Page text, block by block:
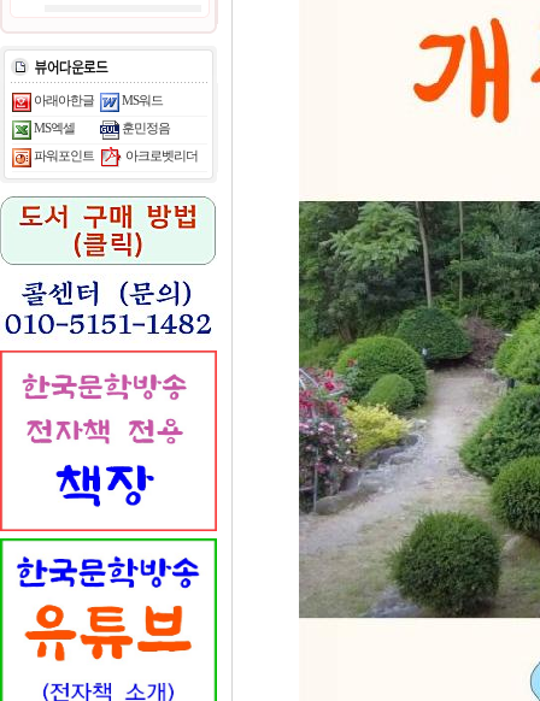
아래아한글 MS워드
MS엑셀 훈민정음
파워포인트 아크로벳리더